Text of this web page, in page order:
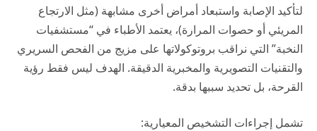
لتأكيد الإصابة واستبعاد أمراض أخرى مشابهة (مثل الارتجاع
المريئي أو حصوات المرارة)، يعتمد الأطباء في “مستشفيات
النخبة” التي نراقب بروتوكولاتها على مزيج من الفحص السريري
والتقنيات التصويرية والمخبرية الدقيقة. الهدف ليس فقط رؤية
القرحة، بل تحديد سببها بدقة.
تشمل إجراءات التشخيص المعيارية: